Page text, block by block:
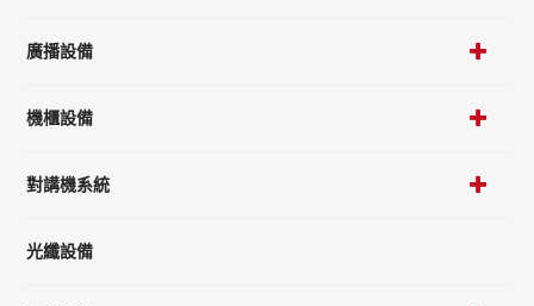
廣播設備
機櫃設備
對講機系統
光纖設備